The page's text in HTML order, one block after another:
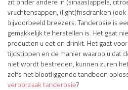
vruchtensappen, (light)frisdranken
bijvoorbeeld breezers. Tanderosie is
gemakkelijk te herstellen is. Het gaat
producten u eet en drinkt. Het gaat
tijdstippen en de manier waarop u dat
niet wordt bestreden, kunnen zuren
zelfs het blootliggende tandbeen
veroorzaak tanderosie?